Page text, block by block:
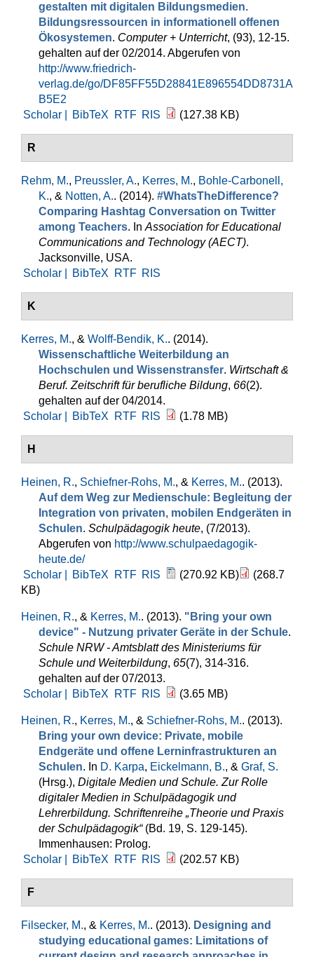
gestalten mit digitalen Bildungsmedien.
Bildungsressourcen in informationell offenen
Ökosystemen. Computer + Unterricht, (93), 12-15.
gehalten auf der 02/2014. Abgerufen von
http://www.friedrich-
verlag.de/go/DF85FF55D28841E896554DD8731A
B5E2
Scholar |
BibTeX RTF RIS (127.38 KB)
R
Rehm, M., Preussler, A., Kerres, M., Bohle-Carbonell,
K., & Notten, A.. (2014). #WhatsTheDifference?
Comparing Hashtag Conversation on Twitter
among Teachers. In Association for Educational
Communications and Technology (AECT).
Jacksonville, USA.
Scholar |
BibTeX RTF RIS
K
Kerres, M., & Wolff-Bendik, K.. (2014).
Wissenschaftliche Weiterbildung an
Hochschulen und Wissenstransfer. Wirtschaft &
Beruf. Zeitschrift für berufliche Bildung, 66(2).
gehalten auf der 04/2014.
Scholar |
BibTeX RTF RIS (1.78 MB)
H
Heinen, R., Schiefner-Rohs, M., & Kerres, M.. (2013).
Auf dem Weg zur Medienschule: Begleitung der
Integration von privaten, mobilen Endgeräten in
Schulen. Schulpädagogik heute, (7/2013).
Abgerufen von http://www.schulpaedagogik-
heute.de/
Scholar |
BibTeX RTF RIS (270.92 KB)
(268.7
KB)
Heinen, R., & Kerres, M.. (2013). "Bring your own
device" - Nutzung privater Geräte in der Schule.
Schule NRW - Amtsblatt des Ministeriums für
Schule und Weiterbildung, 65(7), 314-316.
gehalten auf der 07/2013.
Scholar |
BibTeX RTF RIS (3.65 MB)
Heinen, R., Kerres, M., & Schiefner-Rohs, M.. (2013).
Bring your own device: Private, mobile
Endgeräte und offene Lern­infrastrukturen an
Schulen. In D. Karpa, Eickelmann, B., & Graf, S.
(Hrsg.), Digitale Medien und Schule. Zur Rolle
digitaler Medien in Schulpädagogik und
Lehrerbildung. Schriftenreihe „Theorie und Praxis
der Schulpädagogik“(Bd. 19, S. 129-145).
Immenhausen: Prolog.
Scholar |
BibTeX RTF RIS (202.57 KB)
F
Filsecker, M., & Kerres, M.. (2013). Designing and
studying educational games: Limitations of